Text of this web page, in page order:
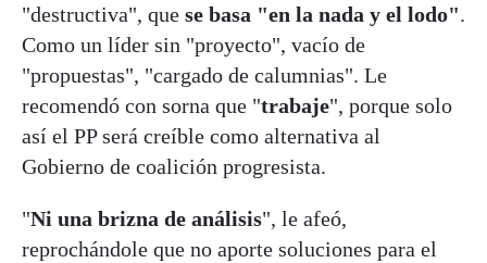
"destructiva", que se basa "en la nada y el lodo".
Como un líder sin "proyecto", vacío de
"propuestas", "cargado de calumnias". Le
recomendó con sorna que "trabaje", porque solo
así el PP será creíble como alternativa al
Gobierno de coalición progresista.
"Ni una brizna de análisis", le afeó,
reprochándole que no aporte soluciones para el